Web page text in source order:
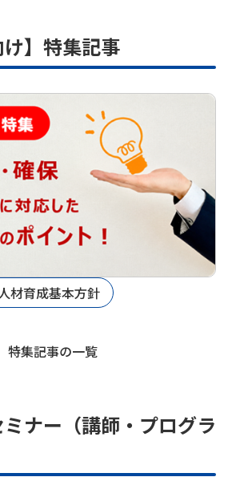
け】特集記事
材育成基本方針
特集記事の一覧
ナー（講師・プログラ